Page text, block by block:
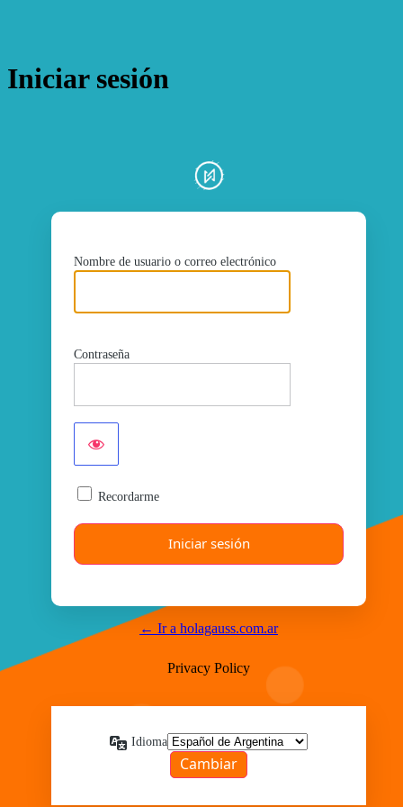
Iniciar sesión
Nombre de usuario o correo electrónico
Contraseña
Recordarme
← Ir a holagauss.com.ar
Privacy Policy
Idioma